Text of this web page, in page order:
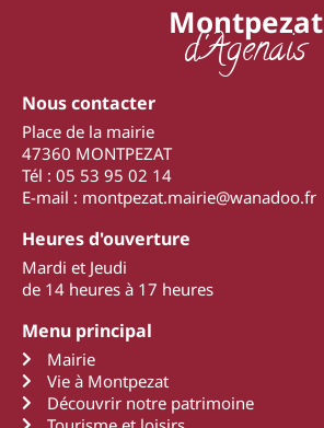
Montpezat
d'Agenais
Nous contacter
Place de la mairie
47360 MONTPEZAT
Tél : 05 53 95 02 14
E-mail : montpezat.mairie@wanadoo.fr
Heures d'ouverture
Mardi et Jeudi
de 14 heures à 17 heures
Menu principal
Mairie
Vie à Montpezat
Découvrir notre patrimoine